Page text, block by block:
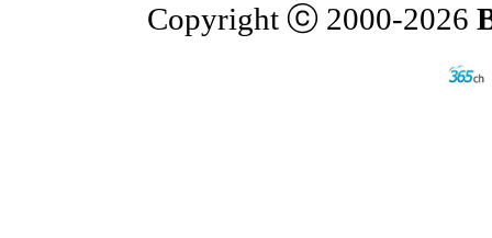
Copyright ⓒ 2000-2026